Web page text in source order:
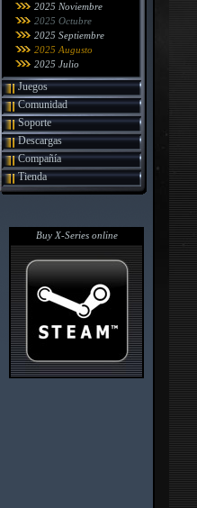
2025 Noviembre
2025 Octubre
2025 Septiembre
2025 Augusto
2025 Julio
Juegos
Comunidad
Soporte
Descargas
Compañía
Tienda
Buy X-Series online